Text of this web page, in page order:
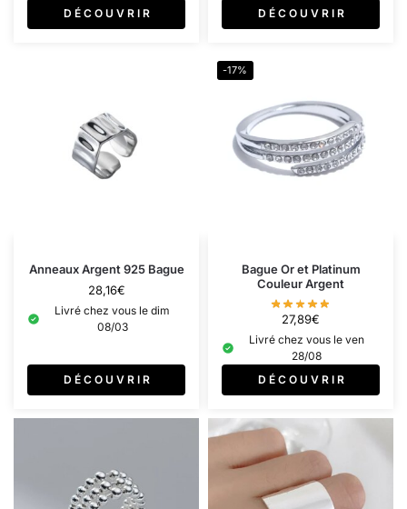
D É C O U V R I R
D É C O U V R I R
Anneaux Argent 925 Bague
28,16€
Livré chez vous le dim
08/03
D É C O U V R I R
-17%
Bague Or et Platinum
Couleur Argent
27,89€
Livré chez vous le ven
28/08
D É C O U V R I R